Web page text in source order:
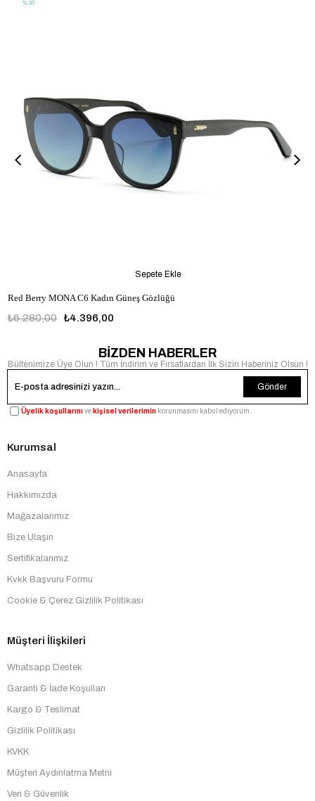
Red Berry MONA C6 Kadın Güneş Gözlüğü
₺4.396,00
₺6.280,00
Sepete Ekle
%30
BİZDEN HABERLER
Bültenimize Üye Olun ! Tüm İndirim ve Fırsatlardan İlk Sizin Haberiniz Olsun !
Gönder
Üyelik koşullarınıve kişisel verilerimin korunmasını kabul ediyorum.
Kurumsal
Anasayfa
Hakkımızda
Mağazalarımız
Bize Ulaşın
Sertifikalarımız
Kvkk Başvuru Formu
Cookie & Çerez Gizlilik Politikası
Müşteri İlişkileri
Whatsapp Destek
Garanti & İade Koşulları
Kargo & Teslimat
Gizlilik Politikası
KVKK
Müşteri Aydınlatma Metni
Veri & Güvenlik